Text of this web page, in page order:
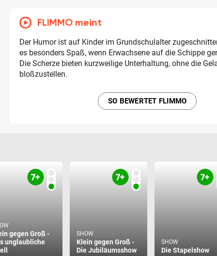
FLIMMO meint
Der Humor ist auf Kinder im Grundschulalter
es besonders Spaß, wenn Erwachsene auf die Schippe
Die Scherze bieten kurzweilige Unterhaltung, ohne die
bloßzustellen.
SO BEWERTET FLIMMO
gegen Groß -
unglaubliche
SHOW
Klein gegen Groß -
Die Jubiläumsshow
SHOW
Die Stapelshow